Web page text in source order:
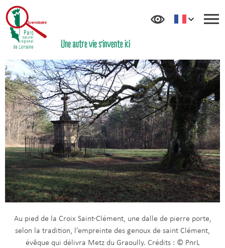
Au pied de la Croix Saint-Clément, une dalle de pierre porte,
selon la tradition, l’empreinte des genoux de saint Clément,
évêque qui délivra Metz du Graoully. Crédits : © PnrL